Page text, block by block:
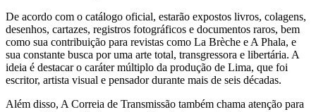
De acordo com o catálogo oficial, estarão expostos livros, colagens,
desenhos, cartazes, registros fotográficos e documentos raros, bem
como sua contribuição para revistas como La Brèche e A Phala, e
sua constante busca por uma arte total, transgressora e libertária. A
ideia é destacar o caráter múltiplo da produção de Lima, que foi
escritor, artista visual e pensador durante mais de seis décadas.
Além disso, A Correia de Transmissão também chama atenção para